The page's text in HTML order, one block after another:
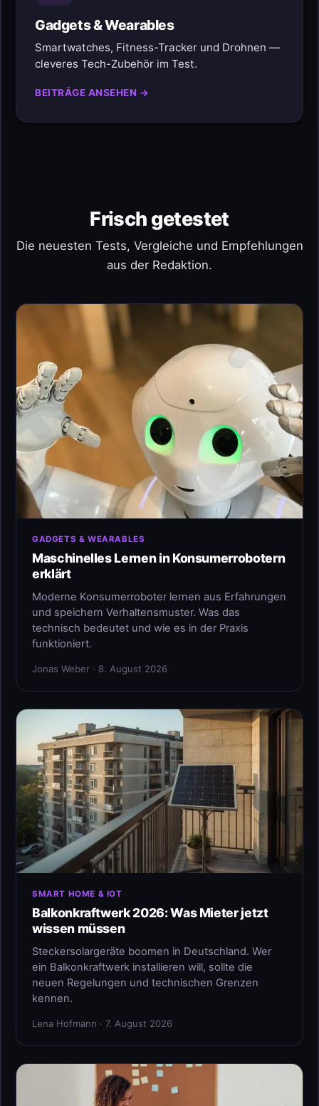
Gadgets & Wearables
Smartwatches, Fitness-Tracker und Drohnen —
cleveres Tech-Zubehör im Test.
BEITRÄGE ANSEHEN →
Frisch getestet
Die neuesten Tests, Vergleiche und Empfehlungen
aus der Redaktion.
GADGETS & WEARABLES
Maschinelles Lernen in Konsumerrobotern
erklärt
Moderne Konsumerroboter lernen aus Erfahrungen
und speichern Verhaltensmuster. Was das
technisch bedeutet und wie es in der Praxis
funktioniert.
Jonas Weber · 8. August 2026
SMART HOME & IOT
Balkonkraftwerk 2026: Was Mieter jetzt
wissen müssen
Steckersolargeräte boomen in Deutschland. Wer
ein Balkonkraftwerk installieren will, sollte die
neuen Regelungen und technischen Grenzen
kennen.
Lena Hofmann · 7. August 2026